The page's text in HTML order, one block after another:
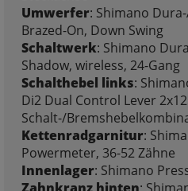
Umwerfer: Shimano Dura-
Brazed-On, Down Swing
Schaltwerk: Shimano
Shadow, wireless, 24-Gang
Schalthebel links:
Di2 Dual Control Lever
Schalt-/
Kettenradgarnitur:
Powermeter, 36-52 Zähne
Innenlager: Shimano